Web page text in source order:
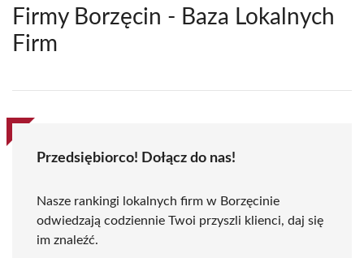
Firmy Borzęcin - Baza Lokalnych
Firm
Przedsiębiorco! Dołącz do nas!
Nasze rankingi lokalnych firm w Borzęcinie
odwiedzają codziennie Twoi przyszli klienci, daj się
im znaleźć.